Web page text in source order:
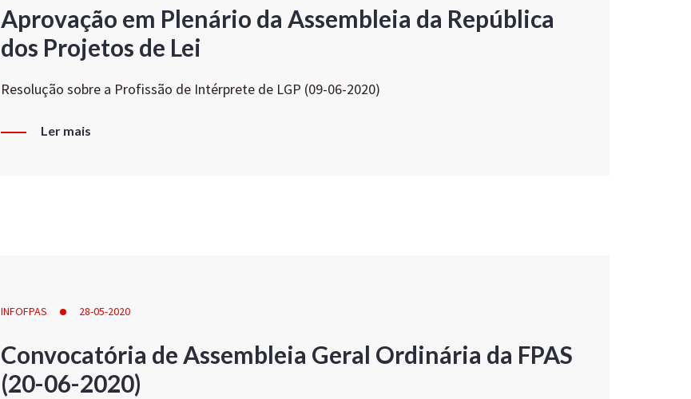
Aprovação em Plenário da Assembleia da República
dos Projetos de Lei
Resolução sobre a Profissão de Intérprete de LGP (09-06-2020)
Ler mais
INFOFPAS 28-05-2020
Convocatória de Assembleia Geral Ordinária da FPAS
(20-06-2020)